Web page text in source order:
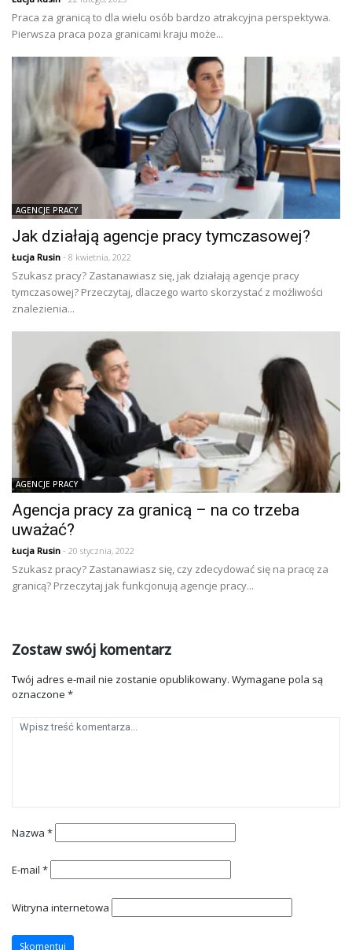
Praca za granicą to dla wielu osób bardzo atrakcyjna perspektywa.
Pierwsza praca poza granicami kraju może...
AGENCJE PRACY
Jak działają agencje pracy tymczasowej?
Łucja Rusin - 8 kwietnia, 2022
Szukasz pracy? Zastanawiasz się, jak działają agencje pracy
tymczasowej? Przeczytaj, dlaczego warto skorzystać z możliwości
znalezienia...
AGENCJE PRACY
Agencja pracy za granicą – na co trzeba
uważać?
Łucja Rusin - 20 stycznia, 2022
Szukasz pracy? Zastanawiasz się, czy zdecydować się na pracę za
granicą? Przeczytaj jak funkcjonują agencje pracy...
Zostaw swój komentarz
Twój adres e-mail nie zostanie opublikowany. Wymagane pola są
oznaczone *
Nazwa *
E-mail *
Witryna internetowa